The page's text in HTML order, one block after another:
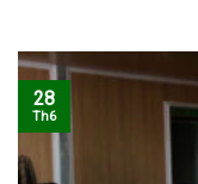
28
Th6